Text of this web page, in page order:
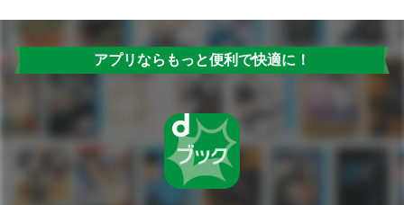
アプリならもっと便利で快適に！